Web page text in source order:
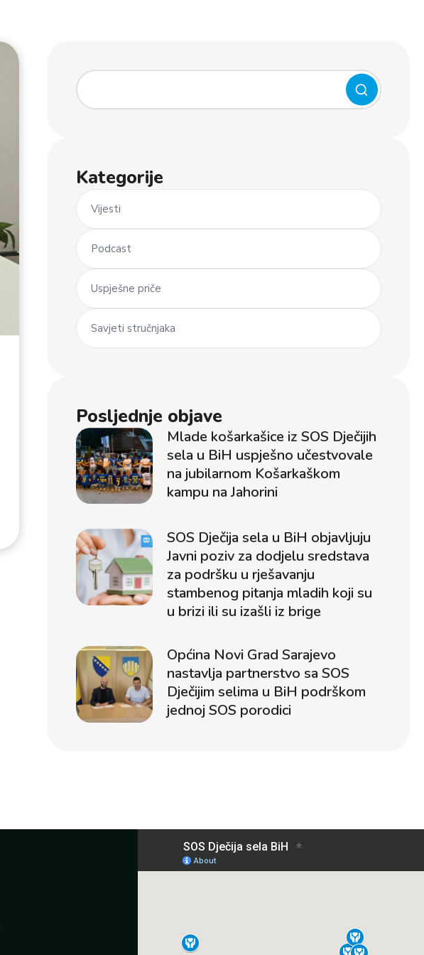
Kategorije
Vijesti
Podcast
Uspješne priče
Savjeti stručnjaka
Posljednje objave
Mlade košarkašice iz SOS Dječijih
sela u BiH uspješno učestvovale
na jubilarnom Košarkaškom
kampu na Jahorini
SOS Dječija sela u BiH objavljuju
Javni poziv za dodjelu sredstava
za podršku u rješavanju
stambenog pitanja mladih koji su
u brizi ili su izašli iz brige
Općina Novi Grad Sarajevo
nastavlja partnerstvo sa SOS
Dječijim selima u BiH podrškom
jednoj SOS porodici